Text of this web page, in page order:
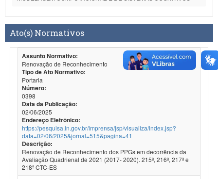
Ato(s) Normativos
Assunto Normativo:
Renovação de Reconhecimento
Tipo de Ato Normativo:
Portaria
Número:
0398
Data da Publicação:
02/06/2025
Endereço Eletrônico:
https://pesquisa.in.gov.br/imprensa/jsp/visualiza/index.jsp?
data=02/06/2025&jornal=515&pagina=41
Descrição:
Renovação de Reconhecimento dos PPGs em decorrência da
Avaliação Quadrienal de 2021 (2017- 2020). 215ª, 216ª, 217ª e
218ª CTC-ES